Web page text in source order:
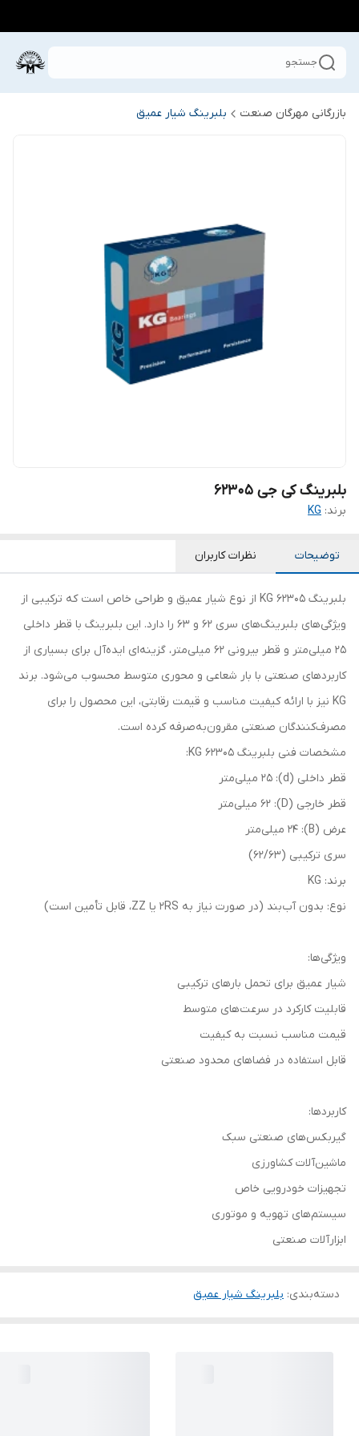
جستجو
بازرگانی مهرگان صنعت بلبرینگ شیار عمیق
بلبرینگ کی جی 62305
برند: KG
توضیحات نظرات کاربران
بلبرینگ 62305 KG از نوع شیار عمیق و طراحی خاص است که ترکیبی از
ویژگی‌های بلبرینگ‌های سری 62 و 63 را دارد. این بلبرینگ با قطر داخلی
25 میلی‌متر و قطر بیرونی 62 میلی‌متر، گزینه‌ای ایده‌آل برای بسیاری از
کاربردهای صنعتی با بار شعاعی و محوری متوسط محسوب می‌شود. برند
KG نیز با ارائه کیفیت مناسب و قیمت رقابتی، این محصول را برای
مصرف‌کنندگان صنعتی مقرون‌به‌صرفه کرده است.
مشخصات فنی بلبرینگ 62305 KG:
قطر داخلی (d): 25 میلی‌متر
قطر خارجی (D): 62 میلی‌متر
عرض (B): 24 میلی‌متر
سری ترکیبی (62/63)
برند: KG
نوع: بدون آب‌بند (در صورت نیاز به 2RS یا ZZ، قابل تأمین است)
ویژگی‌ها:
شیار عمیق برای تحمل بارهای ترکیبی
قابلیت کارکرد در سرعت‌های متوسط
قیمت مناسب نسبت به کیفیت
قابل استفاده در فضاهای محدود صنعتی
کاربردها:
گیربکس‌های صنعتی سبک
ماشین‌آلات کشاورزی
تجهیزات خودرویی خاص
سیستم‌های تهویه و موتوری
ابزارآلات صنعتی
دسته‌بندی: بلبرینگ شیار عمیق